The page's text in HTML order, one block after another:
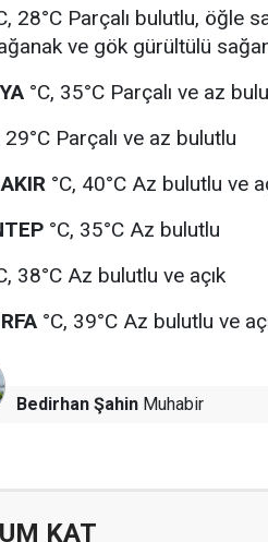
28°C Parçalı bulutlu, öğle
ve gök gürültülü
°C, 35°C Parçalı ve az
29°C Parçalı ve az bulutlu
°C, 40°C Az bulutlu ve
°C, 35°C Az bulutlu
38°C Az bulutlu ve açık
°C, 39°C Az bulutlu ve
Bedirhan Şahin Muhabir
KAT